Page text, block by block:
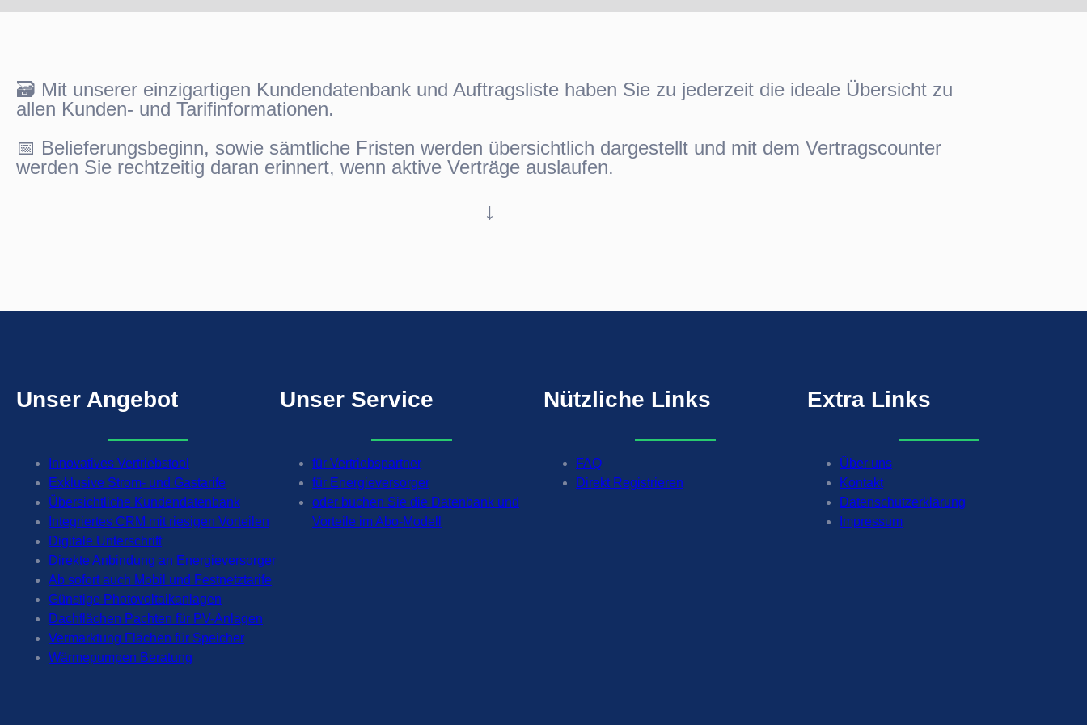
🗃️ Mit unserer einzigartigen Kundendatenbank und Auftragsliste haben Sie zu jederzeit die ideale Übersicht zu
allen Kunden- und Tarifinformationen.
📅 Belieferungsbeginn, sowie sämtliche Fristen werden übersichtlich dargestellt und mit dem Vertragscounter
werden Sie rechtzeitig daran erinnert, wenn aktive Verträge auslaufen.
↓
Unser Angebot
Innovatives Vertriebstool
Exklusive Strom- und Gastarife
Übersichtliche Kundendatenbank
Integriertes CRM mit riesigen Vorteilen
Digitale Unterschrift
Direkte Anbindung an Energieversorger
Ab sofort auch Mobil und Festnetztarife
Günstige Photovoltaikanlagen
Dachflächen Pachten für PV-Anlagen
Vermarktung Flächen für Speicher
Wärmepumpen Beratung
Unser Service
für Vertriebspartner
für Energieversorger
oder buchen Sie die Datenbank und
Vorteile im Abo-Modell
Nützliche Links
FAQ
Direkt Registrieren
Extra Links
Über uns
Kontakt
Datenschutzerklärung
Impressum